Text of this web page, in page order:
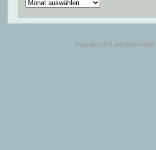
Beiträge
Copyright Licht und Gesundheit